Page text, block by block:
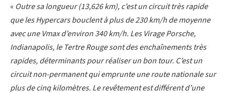
« Outre sa longueur (13,626 km), c’est un circuit très rapide
que les Hypercars bouclent à plus de 230 km/h de moyenne
avec une Vmax d’environ 340 km/h. Les Virage Porsche,
Indianapolis, le Tertre Rouge sont des enchaînements très
rapides, déterminants pour réaliser un bon tour. C’est un
circuit non-permanent qui emprunte une route nationale sur
plus de cinq kilomètres. Le revêtement est différent d’une